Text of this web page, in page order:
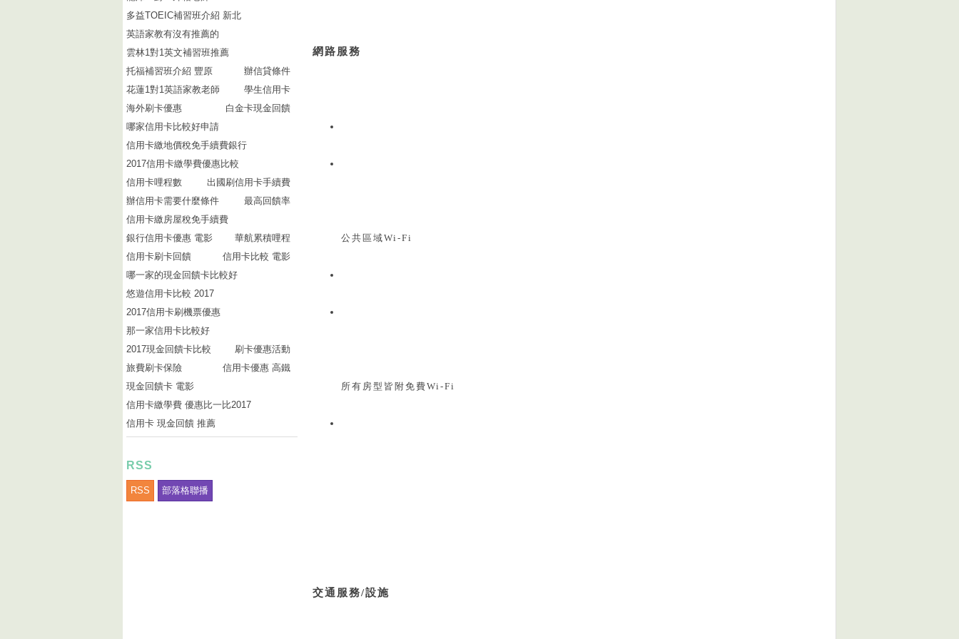
網路服務
公共區域Wi-Fi
所有房型皆附免費Wi-Fi
交通服務/設施
多益TOEIC補習班介紹 新北
英語家教有沒有推薦的
雲林1對1英文補習班推薦
托福補習班介紹 豐原
辦信貸條件
花蓮1對1英語家教老師
學生信用卡
海外刷卡優惠
白金卡現金回饋
哪家信用卡比較好申請
信用卡繳地價稅免手續費銀行
2017信用卡繳學費優惠比較
信用卡哩程數
出國刷信用卡手續費
辦信用卡需要什麼條件
最高回饋率
信用卡繳房屋稅免手續費
銀行信用卡優惠 電影
華航累積哩程
信用卡刷卡回饋
信用卡比較 電影
哪一家的現金回饋卡比較好
悠遊信用卡比較 2017
2017信用卡刷機票優惠
那一家信用卡比較好
2017現金回饋卡比較
刷卡優惠活動
旅費刷卡保險
信用卡優惠 高鐵
現金回饋卡 電影
信用卡繳學費 優惠比一比2017
信用卡 現金回饋 推薦
RSS
RSS 部落格聯播